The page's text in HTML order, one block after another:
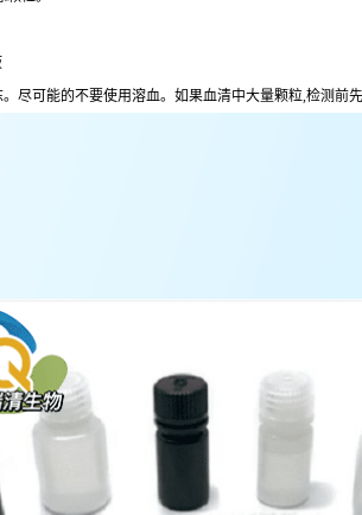
尽可能的不要使用溶血。如果血清中大量颗粒,检测前